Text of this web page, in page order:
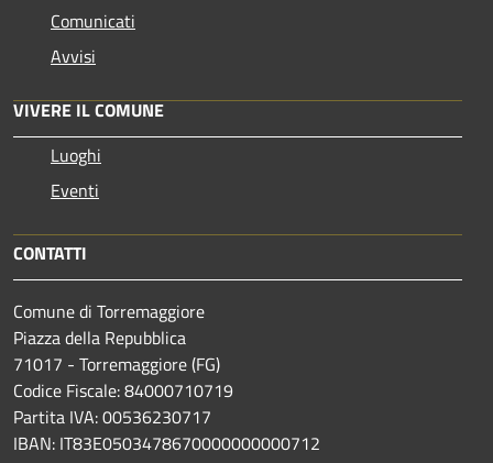
Comunicati
Avvisi
VIVERE IL COMUNE
Luoghi
Eventi
CONTATTI
Comune di Torremaggiore
Piazza della Repubblica
71017 - Torremaggiore (FG)
Codice Fiscale: 84000710719
Partita IVA: 00536230717
IBAN: IT83E0503478670000000000712